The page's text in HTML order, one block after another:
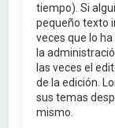
tiempo). Si
pequeño texto
veces que lo
la
las veces el
de la edición.
sus temas
mismo.